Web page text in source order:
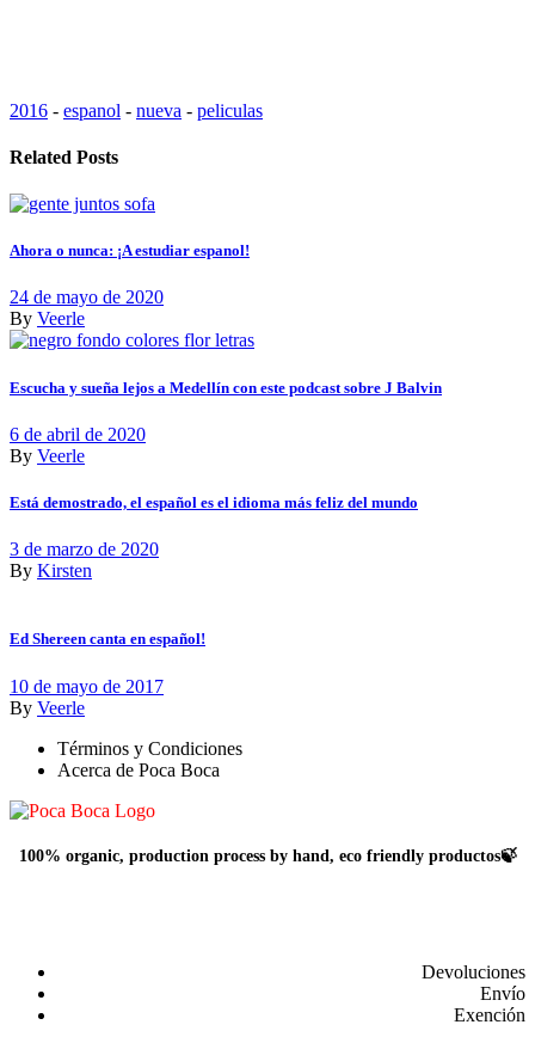
2016 - espanol - nueva - peliculas
Related Posts
Ahora o nunca: ¡A estudiar espanol!
24 de mayo de 2020
By Veerle
Escucha y sueña lejos a Medellín con este podcast sobre J Balvin
6 de abril de 2020
By Veerle
Está demostrado, el español es el idioma más feliz del mundo
3 de marzo de 2020
By Kirsten
Ed Shereen canta en español!
10 de mayo de 2017
By Veerle
Términos y Condiciones
Acerca de Poca Boca
100% organic, production process by hand, eco friendly productos🍃
Devoluciones
Envío
Exención